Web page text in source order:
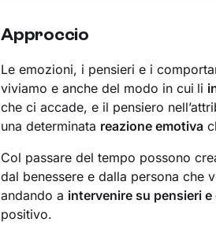
Approccio
Le emozioni, i pensieri e i
viviamo e anche del modo in cui li
che ci accade, e il pensiero
una determinata reazione emotiva
Col passare del tempo possono
dal benessere e dalla persona che
andando a intervenire su pensieri
positivo.